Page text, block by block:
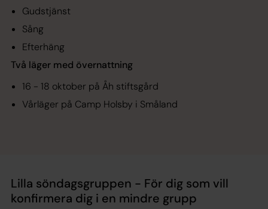
Gudstjänst
Sång
Efterhäng
Två läger med övernattning
16 - 18 oktober på Åh stiftsgård
Vårläger på Camp Holsby i Småland
Lilla söndagsgruppen - För dig som vill
konfirmera dig i en mindre grupp